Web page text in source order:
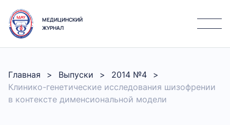
МЕДИЦИНСКИЙ
ЖУРНАЛ
Главная Выпуски
2014 №4
Клинико-генетические исследования шизофрении
в контексте дименсиональной модели